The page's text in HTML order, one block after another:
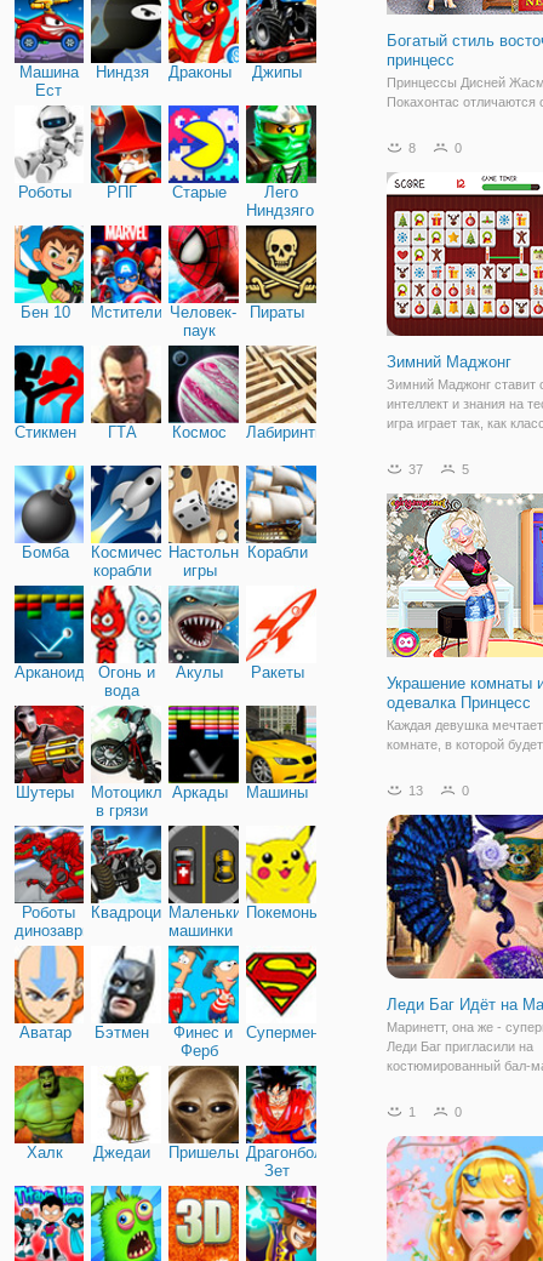
Машина
Ест
Машину
Ниндзя Драконы Джипы
Роботы РПГ Старые
Лего
Ниндзяго
Бен 10 Мстители Человек-
паук
Пираты
Стикмен ГТА Космос Лабиринты
Бомба
Космические
корабли
Настольные
игры
Корабли
Арканоид
Огонь и
вода
Акулы Ракеты
Шутеры
Мотоциклы
в грязи
Аркады Машины
Роботы
динозавры
КвадроциклыМаленькие
машинки
Покемоны
Аватар Бэтмен
Финес и
Ферб
Супермен
Халк Джедаи ПришельцыДрагонболл
Зет
Богатый стиль
принцесс
Принцессы Дисней
Покахонтас отличаются
запоминаются на фоне
восточных принцесс"
отправиться на
вечеринку и конечно,
8 0
Зимний Маджонг
Зимний Маджонг ставит
интеллект и знания на
игра играет так, как
получил цифровой
уровне, вы можете
совет или
37 5
Украшение комнаты
одевалка Принцесс
Каждая девушка
комнате, в которой
онлайн аркаде для
Принцесс" мы
Ведь здесь вы сможете
свои
13 0
Леди Баг Идёт на
Маринетт, она же -
Леди Баг пригласили на
костюмированный бал-
ведь она не знает, какой
еще и после недавнего
нее
1 0